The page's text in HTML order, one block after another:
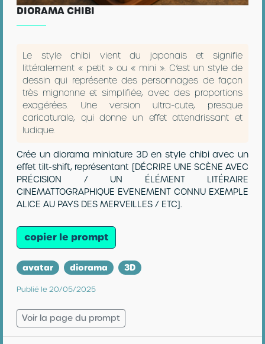
DIORAMA CHIBI
Le style chibi vient du japonais et signifie
littéralement « petit » ou « mini ». C’est un style de
dessin qui représente des personnages de façon
très mignonne et simplifiée, avec des proportions
exagérées. Une version ultra-cute, presque
caricaturale, qui donne un effet attendrissant et
ludique.
Crée un diorama miniature 3D en style chibi avec un
effet tilt-shift, représentant [DÉCRIRE UNE SCÈNE AVEC
PRÉCISION / UN ÉLÉMENT LITÉRAIRE
CINEMATTOGRAPHIQUE EVENEMENT CONNU EXEMPLE
ALICE AU PAYS DES MERVEILLES / ETC].
copier le prompt
avatar diorama 3D
Publié le 20/05/2025
Voir la page du prompt